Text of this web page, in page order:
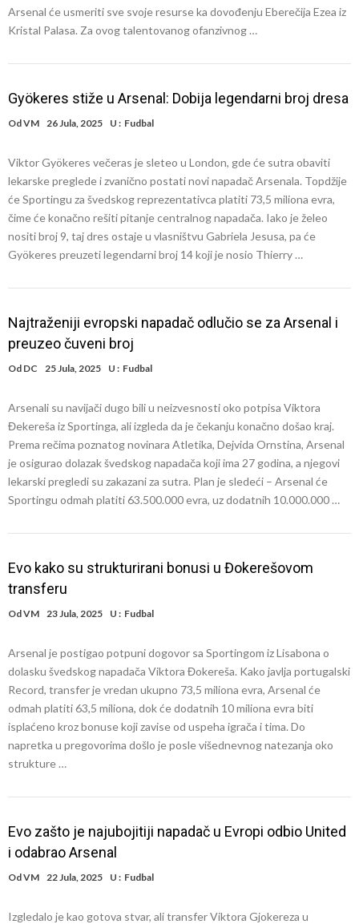
Arsenal će usmeriti sve svoje resurse ka dovođenju Eberečija Ezea iz
Kristal Palasa. Za ovog talentovanog ofanzivnog …
Gyökeres stiže u Arsenal: Dobija legendarni broj dresa
OdVM 26 Jula, 2025 U : Fudbal
Viktor Gyökeres večeras je sleteo u London, gde će sutra obaviti
lekarske preglede i zvanično postati novi napadač Arsenala. Topdžije
će Sportingu za švedskog reprezentativca platiti 73,5 miliona evra,
čime će konačno rešiti pitanje centralnog napadača. Iako je želeo
nositi broj 9, taj dres ostaje u vlasništvu Gabriela Jesusa, pa će
Gyökeres preuzeti legendarni broj 14 koji je nosio Thierry …
Najtraženiji evropski napadač odlučio se za Arsenal i
preuzeo čuveni broj
Od DC 25 Jula, 2025 U : Fudbal
Arsenali su navijači dugo bili u neizvesnosti oko potpisa Viktora
Đekereša iz Sportinga, ali izgleda da je čekanju konačno došao kraj.
Prema rečima poznatog novinara Atletika, Dejvida Ornstina, Arsenal
je osigurao dolazak švedskog napadača koji ima 27 godina, a njegovi
lekarski pregledi su zakazani za sutra. Plan je sledeći – Arsenal će
Sportingu odmah platiti 63.500.000 evra, uz dodatnih 10.000.000 …
Evo kako su strukturirani bonusi u Đokerešovom
transferu
OdVM 23 Jula, 2025 U : Fudbal
Arsenal je postigao potpuni dogovor sa Sportingom iz Lisabona o
dolasku švedskog napadača Viktora Đokereša. Kako javlja portugalski
Record, transfer je vredan ukupno 73,5 miliona evra, Arsenal će
odmah platiti 63,5 miliona, dok će dodatnih 10 miliona evra biti
isplaćeno kroz bonuse koji zavise od uspeha igrača i tima. Do
napretka u pregovorima došlo je posle višednevnog natezanja oko
strukture …
Evo zašto je najubojitiji napadač u Evropi odbio United
i odabrao Arsenal
OdVM 22 Jula, 2025 U : Fudbal
Izgledalo je kao gotova stvar, ali transfer Viktora Gjokereza u